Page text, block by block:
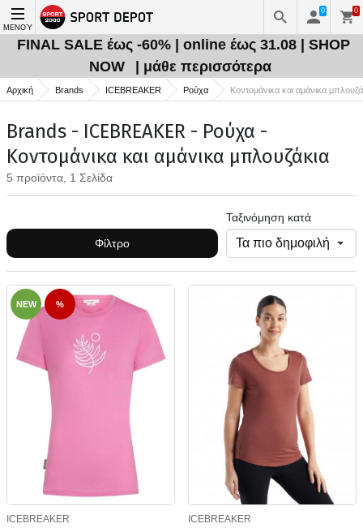
ΜΕΝΟΎ
0 0
FINAL SALE έως -60% | online έως 31.08 | SHOP
NOW
| μάθε περισσότερα
Αρχική Brands ICEBREAKER Ρούχα Κοντομάνικα και αμάνικα
Brands - ICEBREAKER - Ρούχα -
Κοντομάνικα και αμάνικα μπλουζάκια
5 προϊόντα, 1 Σελίδα
Φίλτρο
Ταξινόμηση κατά
NEW %
ICEBREAKER ICEBREAKER